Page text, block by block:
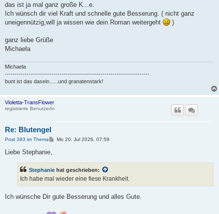
das ist ja mal ganz große K...e.
Ich wünsch dir viel Kraft und schnelle gute Besserung. ( nicht ganz
uneigennützig,will ja wissen wie dein Roman weitergeht
)
ganz liebe Grüße
Michaela
Michaela
--------------------------------------------------------------------------
bunt ist das dasein......und granatenstark!
Violetta-TransFlower
registrierte BenutzerIn
Re: Blutengel
Post 383 im Thema
B
r
a
Mo 20. Jul 2026, 07:59
Liebe Stephanie,
Stephanie hat geschrieben:
Ich habe mal wieder eine fiese Krankheit.
Ich wünsche Dir gute Besserung und alles Gute.